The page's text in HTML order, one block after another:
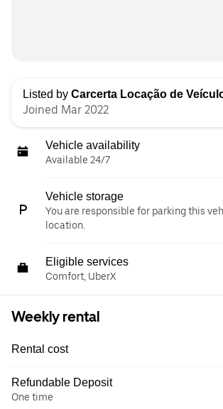
Listed by Carcerta Locação de
Joined Mar 2022
Vehicle availability
Available 24/7
Vehicle storage
You are responsible for parking this
location.
Eligible services
Comfort, UberX
Weekly rental
Rental cost
Refundable Deposit
One time